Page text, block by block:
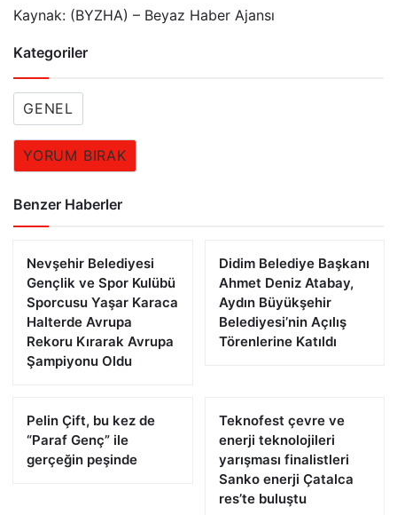
Kaynak: (BYZHA) – Beyaz Haber Ajansı
Kategoriler
GENEL
YORUM BIRAK
Benzer Haberler
Nevşehir Belediyesi
Gençlik ve Spor Kulübü
Sporcusu Yaşar Karaca
Halterde Avrupa
Rekoru Kırarak Avrupa
Şampiyonu Oldu
Didim Belediye Başkanı
Ahmet Deniz Atabay,
Aydın Büyükşehir
Belediyesi’nin Açılış
Törenlerine Katıldı
Pelin Çift, bu kez de
“Paraf Genç” ile
gerçeğin peşinde
Teknofest çevre ve
enerji teknolojileri
yarışması finalistleri
Sanko enerji Çatalca
res’te buluştu